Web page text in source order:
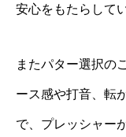
安心をもたらして
またパター選択の
ース感や打音、転
で、プレッシャー